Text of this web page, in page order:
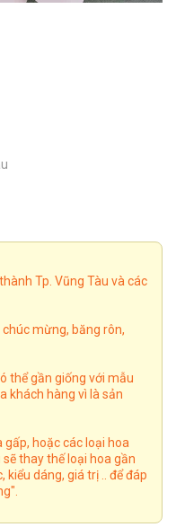
Tp. Vũng Tàu và các
mừng, băng rôn,
thể gần giống với mẫu
khách hàng vì là sản
hoặc các loại hoa
thay thế loại hoa gần
dáng, giá trị .. để đáp